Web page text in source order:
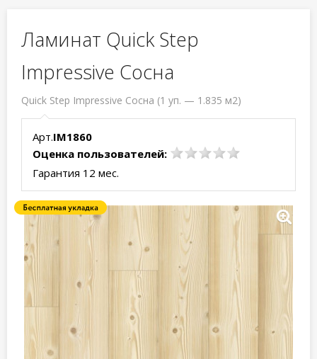
Ламинат Quick Step
Impressive Сосна
Quick Step Impressive Сосна (1 уп. — 1.835 м2)
Арт.IM1860
Оценка пользователей:
Гарантия 12 мес.